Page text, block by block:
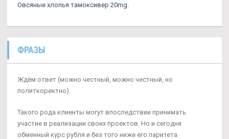
Овсяные хлопья тамоксивер 20mg.
ФРАЗЫ
Ждём ответ (можно честный, можно честный, но
политкоректно).
Такого рода клиенты могут впоследствии принимать
участие в реализации своих проектов. Но и сегодня
обменный курс рубля и без того ниже его паритета